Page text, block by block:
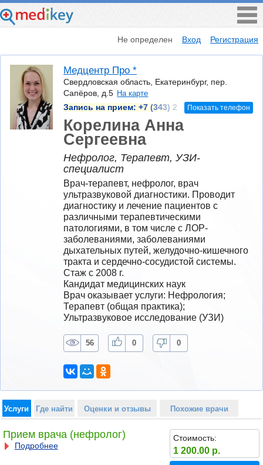
Не определен Вход Регистрация
Медцентр Про *
Свердловская область, Екатеринбург, пер.
Сапёров, д.5 На карте
Запись на прием: +7 (343) 2 Показать телефон
Корелина Анна
Сергеевна
Нефролог, Терапевт, УЗИ-
специалист
Врач-терапевт, нефролог, врач
ультразвуковой диагностики. Проводит
диагностику и лечение пациентов с
различными терапевтическими
патологиями, в том числе с ЛОР-
заболеваниями, заболеваниями
дыхательных путей, желудочно-кишечного
тракта и сердечно-сосудистой системы.
Стаж с 2008 г.
Кандидат медицинских наук
Врач оказывает услуги: Нефрология;
Терапевт (общая практика);
Ультразвуковое исследование (УЗИ)
56 0 0
Услуги Где найти Оценки и отзывы Похожие врачи
Прием врача (нефролог)
Подробнее
Стоимость:
1 200.00 р.